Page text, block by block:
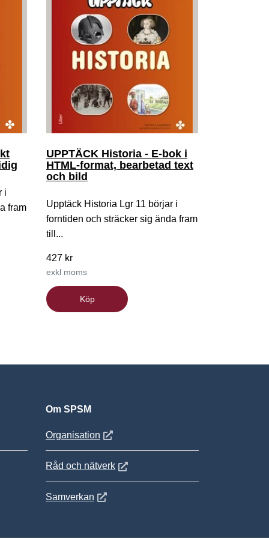
i
fram
UPPTÄCK Historia - E-bok i
HTML-format, bearbetad text
och bild
Upptäck Historia Lgr 11 börjar i
forntiden och sträcker sig ända fram
till...
427 kr
exkl moms
Köp
Om SPSM
Organisation Öppnas i nytt fönster
Råd och nätverkÖppnas i nytt fönster
Samverkan Öppnas i nytt fönster